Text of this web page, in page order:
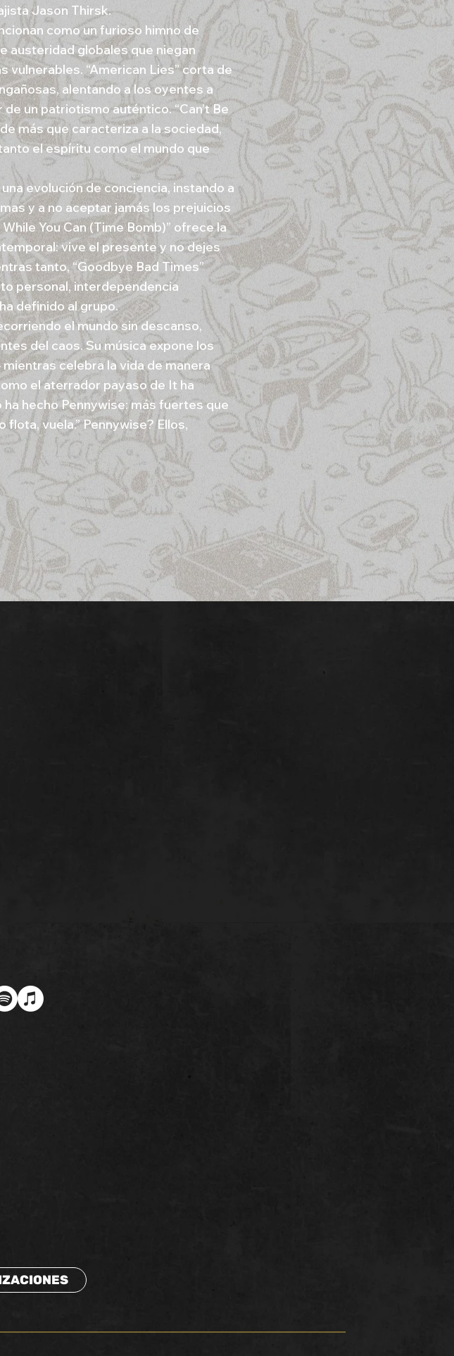
Jason Thirsk.
como un furioso himno de
austeridad globales que niegan
“American Lies” corta de
alentando a los oyentes a
un patriotismo auténtico. “Can’t Be
más que caracteriza a la sociedad,
el espíritu como el mundo que
evolución de conciencia, instando a
y a no aceptar jamás los prejuicios
You Can (Time Bomb)” ofrece la
vive el presente y no dejes
tanto, “Goodbye Bad Times”
personal, interdependencia
definido al grupo.
el mundo sin descanso,
del caos. Su música expone los
celebra la vida de manera
el aterrador payaso de It ha
hecho Pennywise: más fuertes que
vuela.” Pennywise? Ellos,